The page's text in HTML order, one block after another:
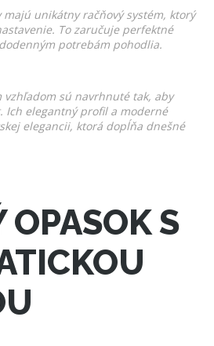
unikátny račňový systém, ktorý
To zaručuje perfektné
potrebám pohodlia.
vzhľadom sú navrhnuté tak, aby
Ich elegantný profil a moderné
elegancii, ktorá dopĺňa dnešné
OPASOK S